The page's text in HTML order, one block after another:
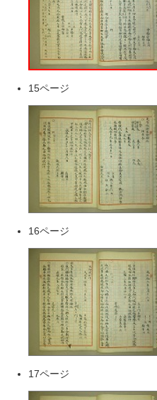
15ページ
16ページ
17ページ